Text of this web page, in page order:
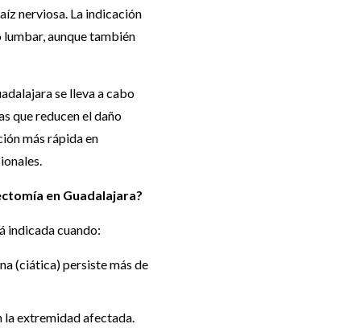
nerviosa. La indicación
lumbar, aunque también
se lleva a cabo
que reducen el daño
más rápida en
en Guadalajara?
indicada cuando:
(ciática) persiste más de
la extremidad afectada.